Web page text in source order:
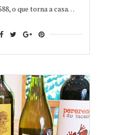
o que torna a casa…